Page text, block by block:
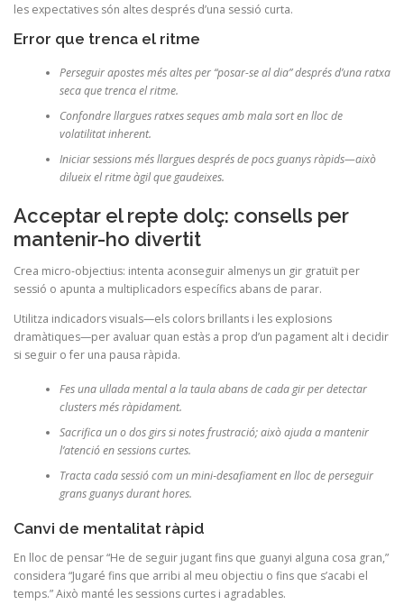
les expectatives són altes després d’una sessió curta.
Error que trenca el ritme
Perseguir apostes més altes per “posar-se al dia” després d’una ratxa
seca que trenca el ritme.
Confondre llargues ratxes seques amb mala sort en lloc de
volatilitat inherent.
Iniciar sessions més llargues després de pocs guanys ràpids—això
dilueix el ritme àgil que gaudeixes.
Acceptar el repte dolç: consells per
mantenir-ho divertit
Crea micro‑objectius: intenta aconseguir almenys un gir gratuït per
sessió o apunta a multiplicadors específics abans de parar.
Utilitza indicadors visuals—els colors brillants i les explosions
dramàtiques—per avaluar quan estàs a prop d’un pagament alt i decidir
si seguir o fer una pausa ràpida.
Fes una ullada mental a la taula abans de cada gir per detectar
clusters més ràpidament.
Sacrifica un o dos girs si notes frustració; això ajuda a mantenir
l’atenció en sessions curtes.
Tracta cada sessió com un mini‑desafiament en lloc de perseguir
grans guanys durant hores.
Canvi de mentalitat ràpid
En lloc de pensar “He de seguir jugant fins que guanyi alguna cosa gran,”
considera “Jugaré fins que arribi al meu objectiu o fins que s’acabi el
temps.” Això manté les sessions curtes i agradables.